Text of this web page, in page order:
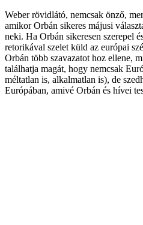
Weber rövidlátó, nemcsak önző,
amikor Orbán sikeres májusi
neki. Ha Orbán sikeresen szerepel
retorikával szelet küld az európai
Orbán több szavazatot hoz ellene,
találhatja magát, hogy nemcsak
méltatlan is, alkalmatlan is), de
Európában, amivé Orbán és hívei